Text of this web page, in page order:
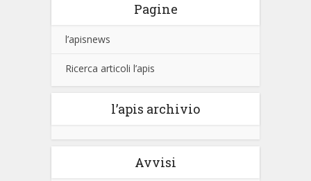
Pagine
l’apisnews
Ricerca articoli l’apis
l’apis archivio
Avvisi